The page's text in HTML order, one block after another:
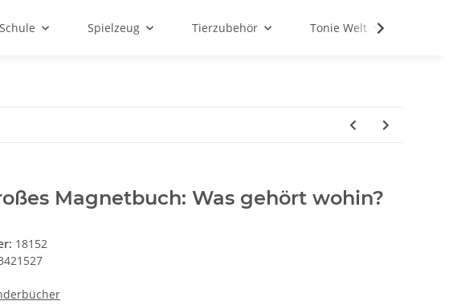
Schule Spielzeug Tierzubehör Tonie Welt
Magnetbuch: Was gehört wohin?
18152